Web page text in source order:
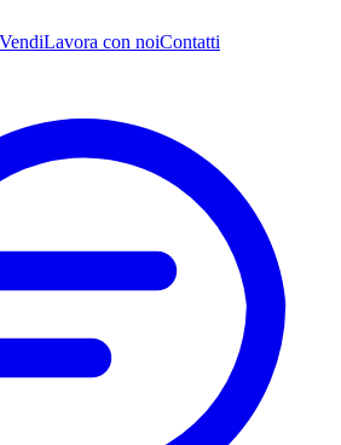
VendiLavora con noiContatti